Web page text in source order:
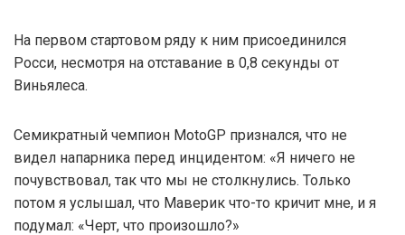
На первом стартовом ряду к ним присоединился
Росси, несмотря на отставание в 0,8 секунды от
Виньялеса.
Семикратный чемпион MotoGP признался, что не
видел напарника перед инцидентом: «Я ничего не
почувствовал, так что мы не столкнулись. Только
потом я услышал, что Маверик что-то кричит мне, и я
подумал: «Черт, что произошло?»